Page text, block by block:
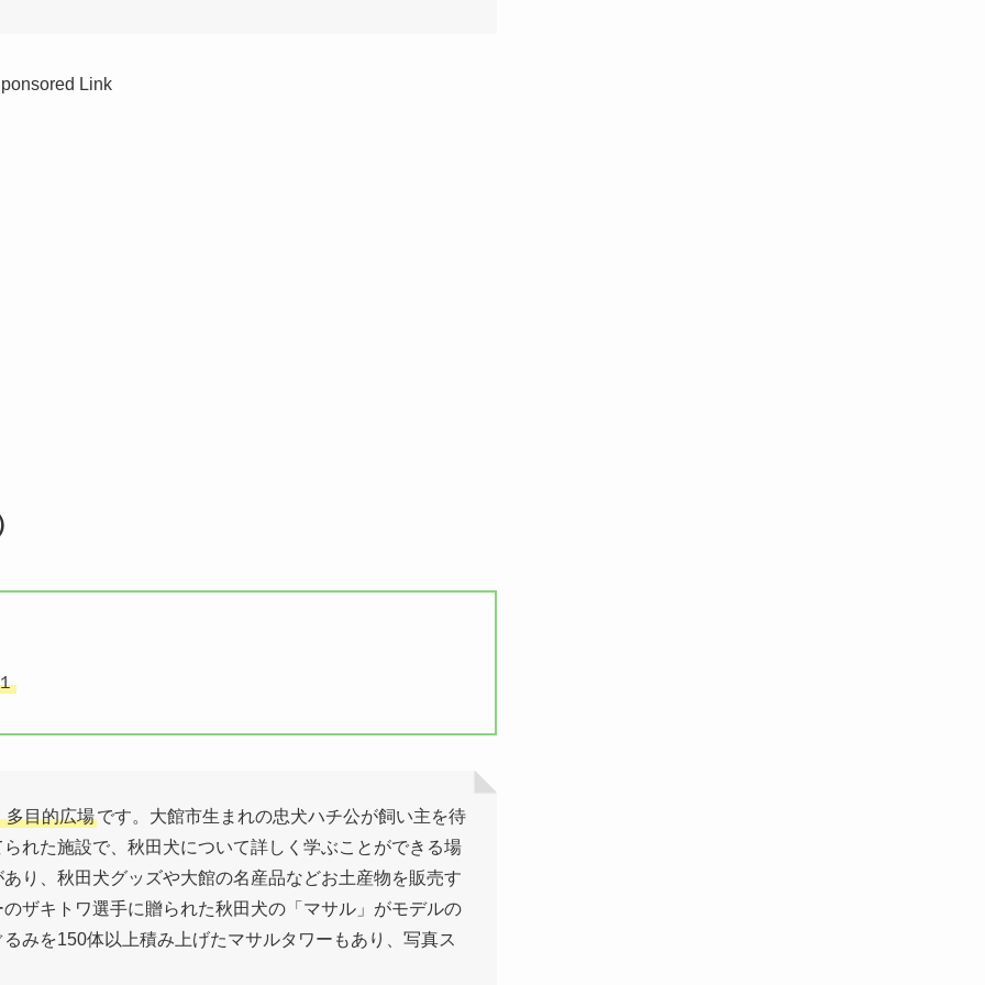
Link
多目的広場です。大館市生まれの忠犬ハチ公が飼い主を待
れた施設で、秋田犬について詳しく学ぶことができる場
り、秋田犬グッズや大館の名産品などお土産物を販売す
ザキトワ選手に贈られた秋田犬の「マサル」がモデルの
みを150体以上積み上げたマサルタワーもあり、写真ス